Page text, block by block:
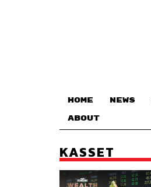
HOME NEWS
ABOUT
KASSET